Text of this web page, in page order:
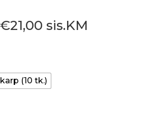
€21,00Hinnavahemik:
€21,00
sis.KM
karp (10 tk.)